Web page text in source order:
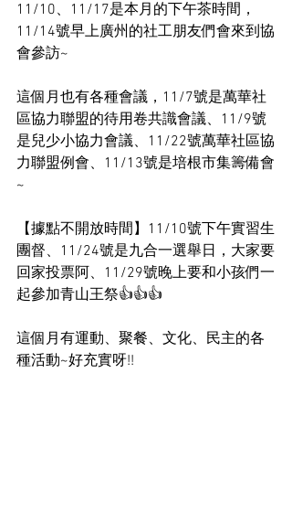
11/10、11/17是本月的下午茶時間，
11/14號早上廣州的社工朋友們會來到協
會參訪~
這個月也有各種會議，11/7號是萬華社
區協力聯盟的待用卷共識會議、11/9號
是兒少小協力會議、11/22號萬華社區協
力聯盟例會、11/13號是培根市集籌備會
~
【據點不開放時間】11/10號下午實習生
團督、11/24號是九合一選舉日，大家要
回家投票阿、11/29號晚上要和小孩們一
起參加青山王祭👍👍👍
這個月有運動、聚餐、文化、民主的各
種活動~好充實呀!!